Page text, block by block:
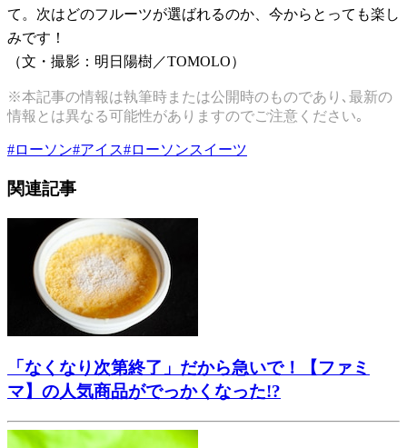
て。次はどのフルーツが選ばれるのか、今からとっても楽し
みです！
（文・撮影：明日陽樹／TOMOLO）
※本記事の情報は執筆時または公開時のものであり､最新の
情報とは異なる可能性がありますのでご注意ください｡
#ローソン#アイス#ローソンスイーツ
関連記事
「なくなり次第終了」だから急いで！【ファミ
マ】の人気商品がでっかくなった!?